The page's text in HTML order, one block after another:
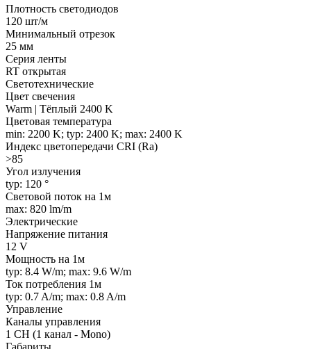
Плотность светодиодов
120 шт/м
Минимальный отрезок
25 мм
Серия ленты
RT открытая
Светотехнические
Цвет свечения
Warm | Тёплый 2400 K
Цветовая температура
min: 2200 K; typ: 2400 K; max: 2400 K
Индекс цветопередачи CRI (Ra)
>85
Угол излучения
typ: 120 °
Световой поток на 1м
max: 820 lm/m
Электрические
Напряжение питания
12 V
Мощность на 1м
typ: 8.4 W/m; max: 9.6 W/m
Ток потребления 1м
typ: 0.7 A/m; max: 0.8 A/m
Управление
Каналы управления
1 CH (1 канал - Mono)